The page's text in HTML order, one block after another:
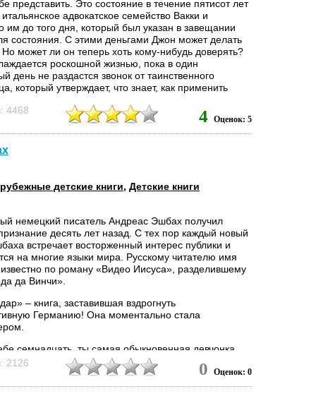
представить. Это состояние в течение пятисот лет
адвокатское семейство Вакки и
им до того дня, который был указан в завещании
состояния. С этими деньгами Джон может делать
Но может ли он теперь хоть кому-нибудь доверять?
роскошной жизнью, пока в один
день не раздастся звонок от таинственного
который утверждает, что знает, как применить
Что это за план? И действительно ли Джон тот
призван привести этот план в...
4468 4 Оценок: 5
детские книги, Детские книги
немецкий писатель Андреас Эшбах получил
десять лет назад. С тех пор каждый новый
встречает восторженный интерес публики и
на многие языки мира. Русскому читателю имя
по роману «Видео Иисуса», разделившему
да Винчи».
– книга, заставившая вздрогнуть
Германию! Она моментально стала
семнадцать, ты самая обыкновенная девчонка,
обыкновенном немецком городке и учишься в
гимназии, и вдруг, проезжая по городу на
замечаешь, что полиции и полицейских машин
2126 0 Оценок: 0